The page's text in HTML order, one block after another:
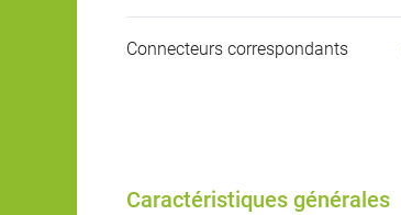
Connecteurs correspondants
Caractéristiques générales